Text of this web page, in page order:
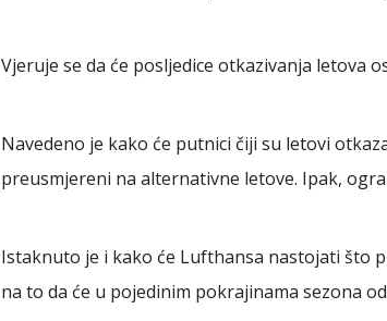
Vjeruje se da će posljedice otkazivanja letova
Navedeno je kako će putnici čiji su letovi
preusmjereni na alternativne letove. Ipak,
Istaknuto je i kako će Lufthansa nastojati što
na to da će u pojedinim pokrajinama sezona